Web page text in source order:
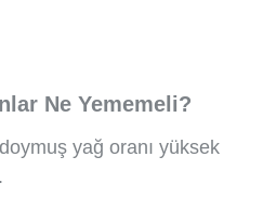
Ne Yememeli?
yağ oranı yüksek